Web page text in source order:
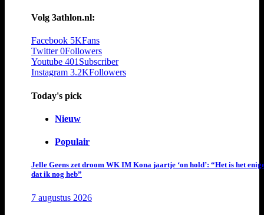
Volg 3athlon.nl:
Facebook 5KFans
Twitter 0Followers
Youtube 401Subscriber
Instagram 3.2KFollowers
Today's pick
Nieuw
Populair
Jelle Geens zet droom WK IM Kona jaartje ‘on hold’: “Het is het
dat ik nog heb”
7 augustus 2026